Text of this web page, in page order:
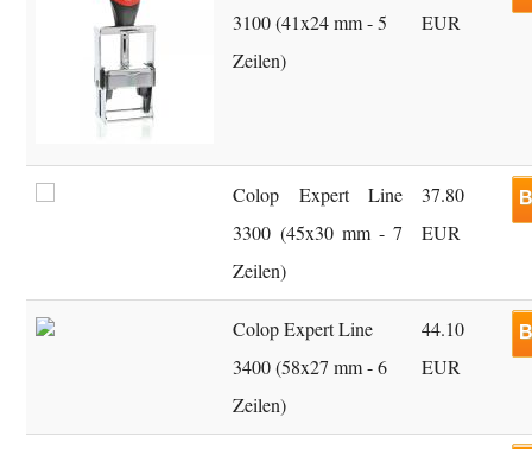
3100 (41x24 mm - 5
Zeilen)
EUR
Colop Expert Line
3300 (45x30 mm - 7
Zeilen)
37.80
EUR
Colop Expert Line
3400 (58x27 mm - 6
Zeilen)
44.10
EUR